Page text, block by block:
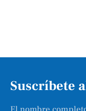
Suscríbete